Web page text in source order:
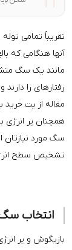
تقریباً تمامی
آنها هنگامی که
مانند یک سگ
رفتارهای را
مقاله از پت
همچنان پر انرژی
سگ مورد نیازتان
تشخیص سطح
انتخاب سگ
بازیگوش و پر